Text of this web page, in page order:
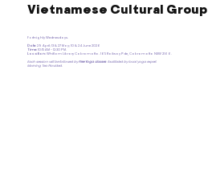
Fortnighly Wednesdays.
Date: 29 April; 13 & 27 May; 10 & 24 June 2026
Time:10:15 AM - 12:30 PM.
Location:Whitlam Library Cabramatta. 165 Railway Pde, Cabramatta NSW 2166.
Each session will be followed byFree Yoga classesfacilitated by local yoga expert.
Morning Tea Provided.
Vietnamese Cultural Group